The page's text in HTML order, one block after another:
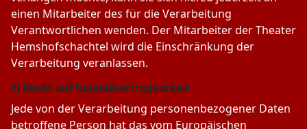
einen Mitarbeiter des für die Verarbeitung
Verantwortlichen wenden. Der Mitarbeiter der Theater
Hemshofschachtel wird die Einschränkung der
Verarbeitung veranlassen.
f) Recht auf Datenübertragbarkeit
Jede von der Verarbeitung personenbezogener Daten
betroffene Person hat das vom Europäischen